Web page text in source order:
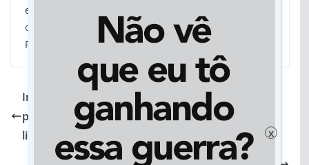
editadas pelo Poder Executivo, com vistas à plena
operacionalização de seus dispositivos. (Por Michel
Faustino – Foto: Álvaro Rezende)
Imasul orienta sobre abertura de aceiros e
procedimentos para atividades isentas de
licenciamento
Para atender regionalização da Saúde, nova
x